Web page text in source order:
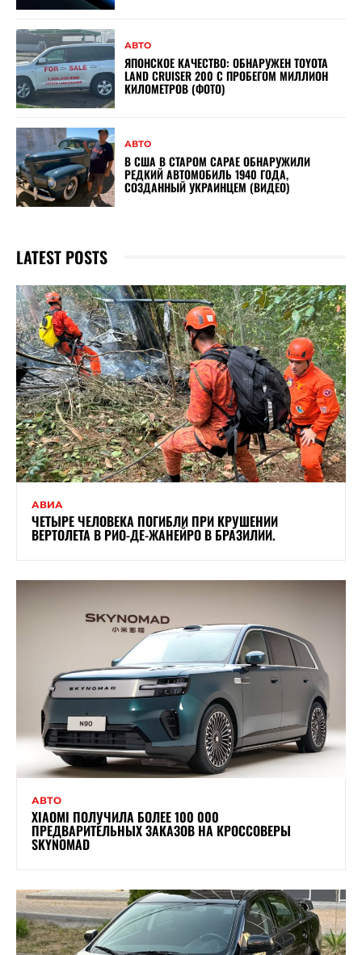
АВТО
ЯПОНСКОЕ КАЧЕСТВО: ОБНАРУЖЕН TOYOTA
LAND CRUISER 200 С ПРОБЕГОМ МИЛЛИОН
КИЛОМЕТРОВ (ФОТО)
АВТО
В США В СТАРОМ САРАЕ ОБНАРУЖИЛИ
РЕДКИЙ АВТОМОБИЛЬ 1940 ГОДА,
СОЗДАННЫЙ УКРАИНЦЕМ (ВИДЕО)
LATEST POSTS
АВИА
ЧЕТЫРЕ ЧЕЛОВЕКА ПОГИБЛИ ПРИ КРУШЕНИИ
ВЕРТОЛЕТА В РИО-ДЕ-ЖАНЕЙРО В БРАЗИЛИИ.
АВТО
XIAOMI ПОЛУЧИЛА БОЛЕЕ 100 000
ПРЕДВАРИТЕЛЬНЫХ ЗАКАЗОВ НА КРОССОВЕРЫ
SKYNOMAD